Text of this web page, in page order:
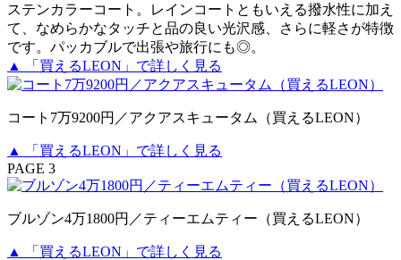
ステンカラーコート。レインコートともいえる撥水性に加え
て、なめらかなタッチと品の良い光沢感、さらに軽さが特徴
です。パッカブルで出張や旅行にも◎。
▲ 「買えるLEON」で詳しく見る
コート7万9200円／アクアスキュータム（買えるLEON）
▲ 「買えるLEON」で詳しく見る
PAGE 3
ブルゾン4万1800円／ティーエムティー（買えるLEON）
▲ 「買えるLEON」で詳しく見る